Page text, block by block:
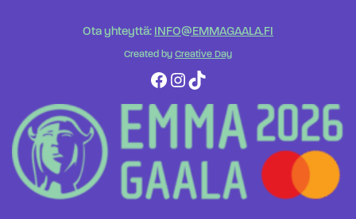
Ota yhteyttä: INFO@EMMAGAALA.FI
Created by Creative Day